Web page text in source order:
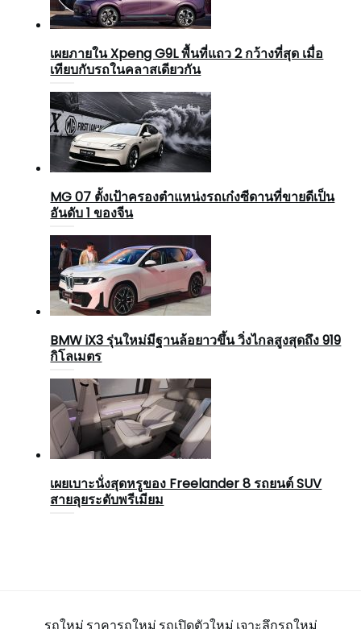
เผยภายใน Xpeng G9L พื้นที่แถว 2 กว้างที่สุด เมื่อ
เทียบกับรถในคลาสเดียวกัน
MG 07 ตั้งเป้าครองตำแหน่งรถเก๋งซีดานที่ขายดีเป็น
อันดับ 1 ของจีน
BMW iX3 รุ่นใหม่มีฐานล้อยาวขึ้น วิ่งไกลสูงสุดถึง 919
กิโลเมตร
เผยเบาะนั่งสุดหรูของ Freelander 8 รถยนต์ SUV
สายลุยระดับพรีเมียม
รถใหม่ ราคารถใหม่ รถเปิดตัวใหม่ เจาะลึกรถใหม่